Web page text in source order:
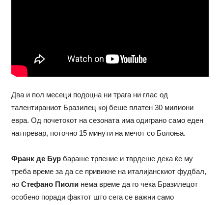
Два и пол месеци подоцна ни трага ни глас од
талентираниот Бразилец кој беше платен 30 милиони
евра. Од почетокот на сезоната има одиграно само еден
натпревар, поточно 15 минути на мечот со Болоња.
Франк де Бурбараше трпение и тврдеше дека ќе му
треба време за да се привикне на италијанскиот фудбал,
но Стефано Пиолинема време да го чека Бразилецот
особено поради фактот што сега се важни само